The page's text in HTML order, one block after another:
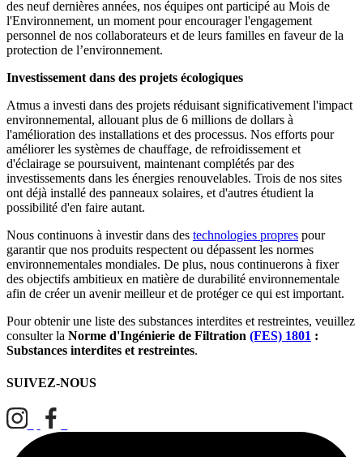
des neuf dernières années, nos équipes ont participé au Mois de
l'Environnement, un moment pour encourager l'engagement
personnel de nos collaborateurs et de leurs familles en faveur de la
protection de l’environnement.
Investissement dans des projets écologiques
Atmus a investi dans des projets réduisant significativement l'impact
environnemental, allouant plus de 6 millions de dollars à
l'amélioration des installations et des processus. Nos efforts pour
améliorer les systèmes de chauffage, de refroidissement et
d'éclairage se poursuivent, maintenant complétés par des
investissements dans les énergies renouvelables. Trois de nos sites
ont déjà installé des panneaux solaires, et d'autres étudient la
possibilité d'en faire autant.
Nous continuons à investir dans des technologies propres pour
garantir que nos produits respectent ou dépassent les normes
environnementales mondiales. De plus, nous continuerons à fixer
des objectifs ambitieux en matière de durabilité environnementale
afin de créer un avenir meilleur et de protéger ce qui est important.
Pour obtenir une liste des substances interdites et restreintes, veuillez
consulter la Norme d'Ingénierie de Filtration (FES) 1801 :
Substances interdites et restreintes.
SUIVEZ-NOUS